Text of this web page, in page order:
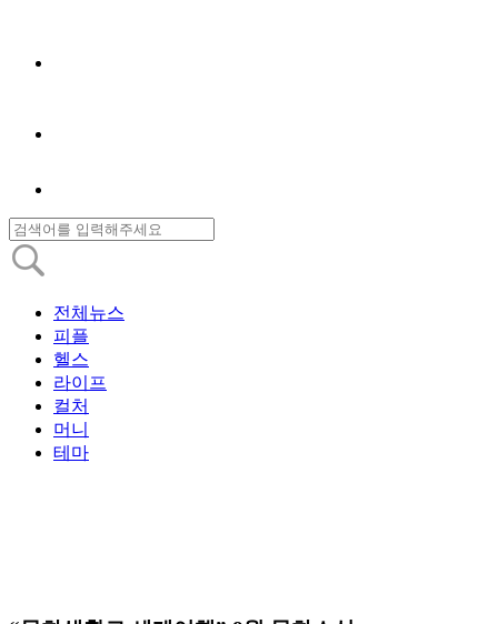
전체뉴스
피플
헬스
라이프
컬처
머니
테마